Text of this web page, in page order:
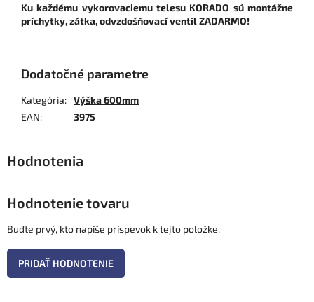
Ku každému vykorovaciemu telesu KORADO sú montážne
príchytky, zátka, odvzdošňovací ventil ZADARMO!
Dodatočné parametre
Kategória: Výška 600mm
EAN: 3975
Hodnotenie tovaru
Buďte prvý, kto napíše príspevok k tejto položke.
PRIDAŤ HODNOTENIE